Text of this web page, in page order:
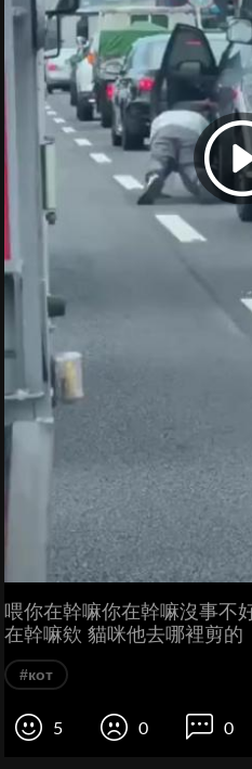
喂你在幹嘛你在幹嘛沒事不
在幹嘛欸 貓咪他去哪裡剪的
#кот
5 0 0